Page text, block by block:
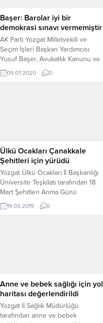
Başer: Barolar iyi bir
demokrasi sınavı vermemiştir
AK Parti Yozgat Milletvekili ve
Seçim İşleri Başkan Yardımcısı
Yusuf Başer, Avukatlık Kanunu ve
Barolarla ilgili yapılan kanun teklifi
üzerine Türkiye Büyük Millet
09.07.2020 0
Ülkü Ocakları Çanakkale
Şehitleri için yürüdü
Yozgat Ülkü Ocakları İl Başkanlığı
Üniversite Teşkilatı tarafından 18
Mart Şehitleri Anma Günü
ve Çanakkale Deniz Zaferi'nin 104.
yıl dönümü dolayısıyla Türk
19.03.2019 0
Anne ve bebek sağlığı için yol
haritası değerlendirildi
Yozgat İl Sağlık Müdürlüğü
tarafından anne ve bebek